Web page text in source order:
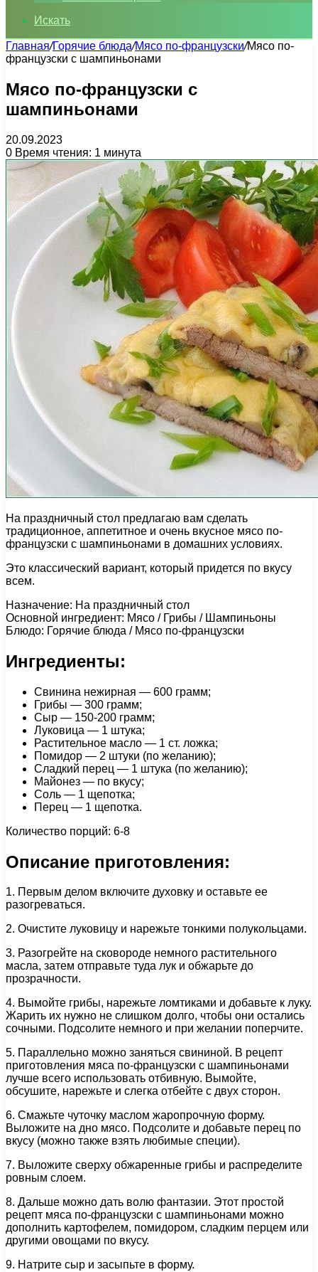
Искать
Главная/Горячие блюда/Мясо по-французски/Мясо по-
французски с шампиньонами
Мясо по-французски с
шампиньонами
20.09.2023
0 Время чтения: 1 минута
На праздничный стол предлагаю вам сделать
традиционное, аппетитное и очень вкусное мясо по-
французски с шампиньонами в домашних условиях.
Это классический вариант, который придется по вкусу
всем.
Назначение: На праздничный стол
Основной ингредиент: Мясо / Грибы / Шампиньоны
Блюдо: Горячие блюда / Мясо по-французски
Ингредиенты:
Свинина нежирная — 600 грамм;
Грибы — 300 грамм;
Сыр — 150-200 грамм;
Луковица — 1 штука;
Растительное масло — 1 ст. ложка;
Помидор — 2 штуки (по желанию);
Сладкий перец — 1 штука (по желанию);
Майонез — по вкусу;
Соль — 1 щепотка;
Перец — 1 щепотка.
Количество порций: 6-8
Описание приготовления:
1. Первым делом включите духовку и оставьте ее
разогреваться.
2. Очистите луковицу и нарежьте тонкими полукольцами.
3. Разогрейте на сковороде немного растительного
масла, затем отправьте туда лук и обжарьте до
прозрачности.
4. Вымойте грибы, нарежьте ломтиками и добавьте к луку.
Жарить их нужно не слишком долго, чтобы они остались
сочными. Подсолите немного и при желании поперчите.
5. Параллельно можно заняться свининой. В рецепт
приготовления мяса по-французски с шампиньонами
лучше всего использовать отбивную. Вымойте,
обсушите, нарежьте и слегка отбейте с двух сторон.
6. Смажьте чуточку маслом жаропрочную форму.
Выложите на дно мясо. Подсолите и добавьте перец по
вкусу (можно также взять любимые специи).
7. Выложите сверху обжаренные грибы и распределите
ровным слоем.
8. Дальше можно дать волю фантазии. Этот простой
рецепт мяса по-французски с шампиньонами можно
дополнить картофелем, помидором, сладким перцем или
другими овощами по вкусу.
9. Натрите сыр и засыпьте в форму.